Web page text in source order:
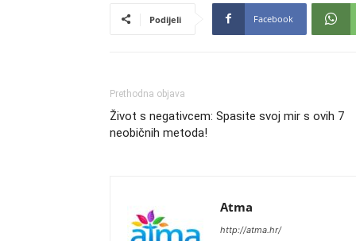
Podijeli Facebook
Prethodna objava
Život s negativcem: Spasite svoj mir s ovih 7
neobičnih metoda!
Atma
http://atma.hr/